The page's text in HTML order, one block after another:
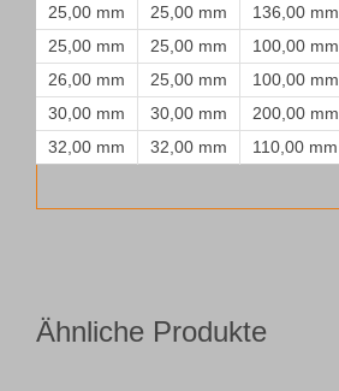
25,00 mm
25,00 mm 136,00 mm
25,00 mm
25,00 mm 100,00 mm
26,00 mm
25,00 mm 100,00 mm
30,00 mm
30,00 mm 200,00 mm
32,00 mm
32,00 mm 110,00 mm
Ähnliche Produkte